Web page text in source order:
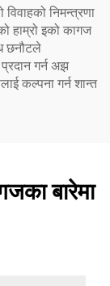
निमन्त्रणा
हाम्रो इको कागज
छनौटले
गर्न अझ
कल्पना गर्न शान्त
बारेमा